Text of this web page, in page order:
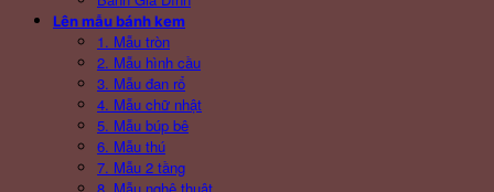
Lên mẫu bánh kem
1. Mẫu tròn
2. Mẫu hình cầu
3. Mẫu đan rổ
4. Mẫu chữ nhật
5. Mẫu búp bê
6. Mẫu thú
7. Mẫu 2 tầng